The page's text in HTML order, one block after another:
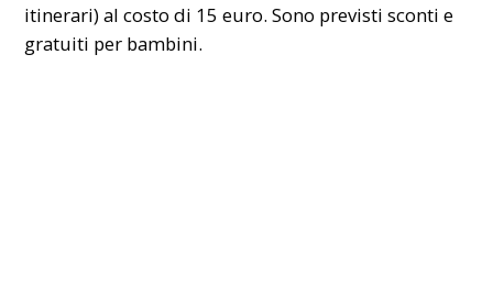
itinerari) al costo di 15 euro. Sono previsti sconti e
gratuiti per bambini.